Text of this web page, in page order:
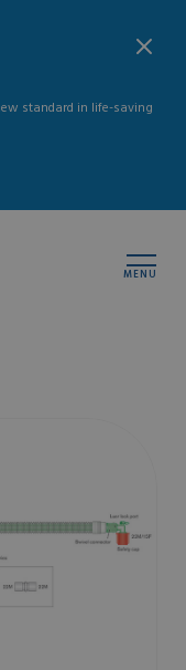
standard in life-saving
MENU